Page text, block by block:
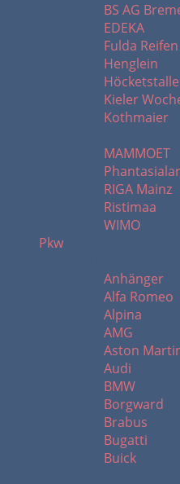
BS AG
EDEKA
Fulda Reifen
Henglein
Kieler
Kothmaier
MAMMOET
RIGA Mainz
Ristimaa
WIMO
Pkw
Anhänger
Alfa Romeo
Alpina
AMG
Aston
Audi
BMW
Borgward
Brabus
Bugatti
Buick